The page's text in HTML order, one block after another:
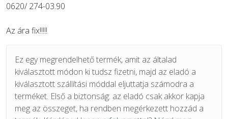
0620/ 274-03.90
Az ára fix!!!!!
Ez egy megrendelhető termék, amit az általad
kiválasztott módon ki tudsz fizetni, majd az eladó a
kiválasztott szállítási móddal eljuttatja számodra a
terméket. Első a biztonság: az eladó csak akkor kapja
meg az összeget, ha rendben megérkezett hozzád a